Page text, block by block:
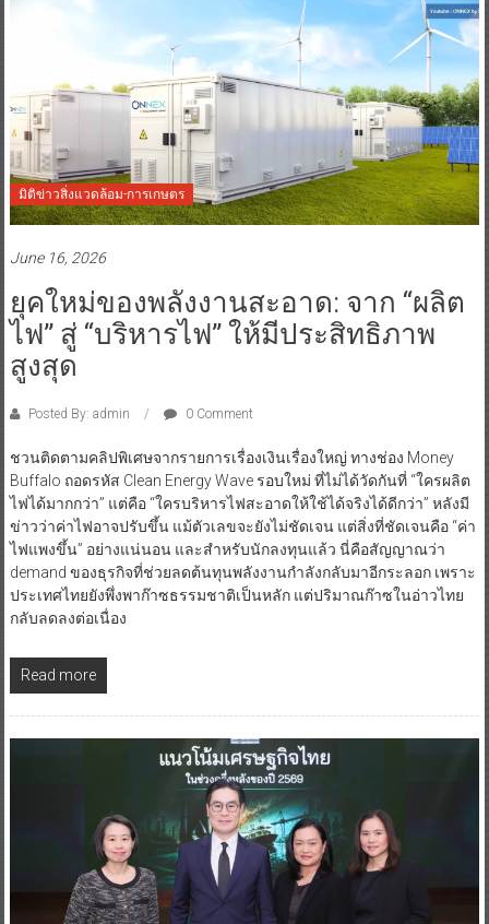
มิติข่าวสิ่งแวดล้อม-การเกษตร
June 16, 2026
ยุคใหม่ของพลังงานสะอาด: จาก “ผลิต
ไฟ” สู่ “บริหารไฟ” ให้มีประสิทธิภาพ
สูงสุด
Posted By: admin 0 Comment
ชวนติดตามคลิปพิเศษจากรายการเรื่องเงินเรื่องใหญ่ ทางช่อง Money
Buffalo ถอดรหัส Clean Energy Wave รอบใหม่ ที่ไม่ได้วัดกันที่ “ใครผลิต
ไฟได้มากกว่า” แต่คือ “ใครบริหารไฟสะอาดให้ใช้ได้จริงได้ดีกว่า” หลังมี
ข่าวว่าค่าไฟอาจปรับขึ้น แม้ตัวเลขจะยังไม่ชัดเจน แต่สิ่งที่ชัดเจนคือ “ค่า
ไฟแพงขึ้น” อย่างแน่นอน และสำหรับนักลงทุนแล้ว นี่คือสัญญาณว่า
demand ของธุรกิจที่ช่วยลดต้นทุนพลังงานกำลังกลับมาอีกระลอก เพราะ
ประเทศไทยยังพึ่งพาก๊าซธรรมชาติเป็นหลัก แต่ปริมาณก๊าซในอ่าวไทย
กลับลดลงต่อเนื่อง
Read more